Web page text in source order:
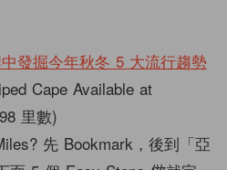
Cape Available at
里數)
先 Bookmark，後到「亞